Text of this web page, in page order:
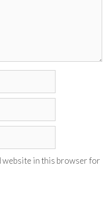
website in this browser for